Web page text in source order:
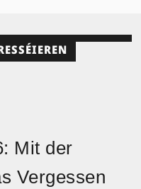
Mit der
Vergessen